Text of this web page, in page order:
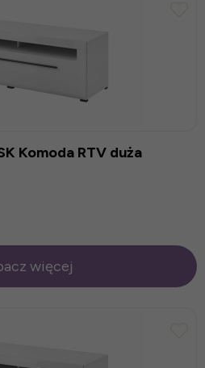
Komoda RTV duża
więcej